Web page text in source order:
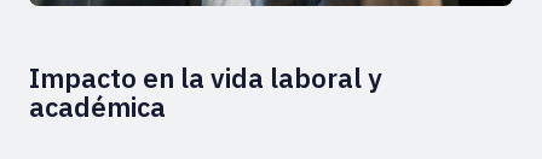
Impacto en la vida laboral y
académica